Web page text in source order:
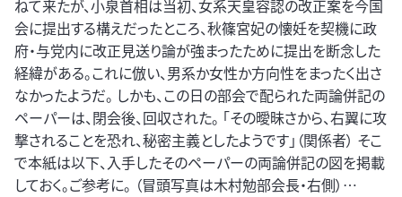
ねて来たが、小泉首相は当初、女系天皇容認の改正案を今国
会に提出する構えだったところ、秋篠宮妃の懐妊を契機に政
府・与党内に改正見送り論が強まったために提出を断念した
経緯がある。これに倣い、男系か女性か方向性をまったく出さ
なかったようだ。 しかも、この日の部会で配られた両論併記の
ペーパーは、閉会後、回収された。 「その曖昧さから、右翼に攻
撃されることを恐れ、秘密主義としたようです」（関係者） そこ
で本紙は以下、入手したそのペーパーの両論併記の図を掲載
しておく。ご参考に。 （冒頭写真は木村勉部会長・右側）…